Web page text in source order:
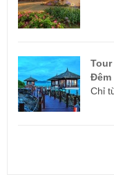
Đêm
Chỉ